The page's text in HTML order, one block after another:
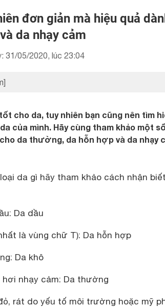
đơn giản mà hiệu quả
da nhạy cảm
31/05/2020, lúc 23:04
cho da, tuy nhiên bạn cũng nên tìm
của mình. Hãy cùng tham khảo một
da thường, da hỗn hợp và da nhạy
da gì hãy tham khảo cách nhận
Da dầu
là vùng chữ T): Da hỗn hợp
Da khô
hơi nhạy cảm: Da thường
rát do yếu tố môi trường hoặc mỹ